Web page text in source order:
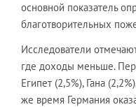
основной показатель
благотворительных
Исследователи
где доходы меньше.
Египет (2,5%), Гана
же время Германия